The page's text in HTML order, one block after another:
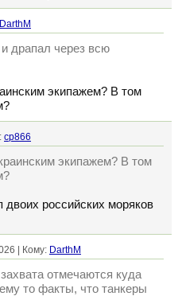
DarthM
драпал через всю
экипажем? В том
cp866
экипажем? В том
российских моряков
| Кому: DarthM
отмечаются куда
то факты, что танкеры